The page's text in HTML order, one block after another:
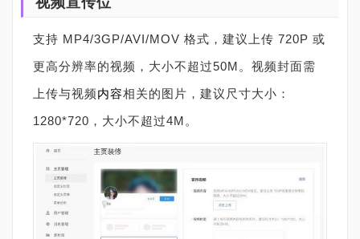
支持 MP4/3GP/AVI/MOV 格式，建议上传 720P 或
更高分辨率的视频，大小不超过50M。视频封面需
上传与视频内容相关的图片，建议尺寸大小：
1280*720，大小不超过4M。